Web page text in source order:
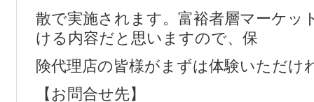
散で実施されます。富裕者層マーケッ
ける内容だと思いますので、保
険代理店の皆様がまずは体験いただけ
【お問合せ先】